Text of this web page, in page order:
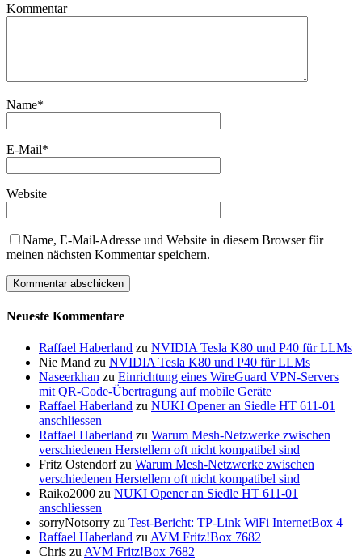
Kommentar
Name*
E-Mail*
Website
Name, E-Mail-Adresse und Website in diesem Browser für
meinen nächsten Kommentar speichern.
Neueste Kommentare
Raffael Haberland zu NVIDIA Tesla K80 und P40 für LLMs
Nie Mand zu NVIDIA Tesla K80 und P40 für LLMs
Naseerkhan zu Einrichtung eines WireGuard VPN-Servers
mit QR-Code-Übertragung auf mobile Geräte
Raffael Haberland zu NUKI Opener an Siedle HT 611-01
anschliessen
Raffael Haberland zu Warum Mesh-Netzwerke zwischen
verschiedenen Herstellern oft nicht kompatibel sind
Fritz Ostendorfzu Warum Mesh-Netzwerke zwischen
verschiedenen Herstellern oft nicht kompatibel sind
Raiko2000 zu NUKI Opener an Siedle HT 611-01
anschliessen
sorryNotsorry zu Test-Bericht: TP-Link WiFi InternetBox 4
Raffael Haberland zu AVM Fritz!Box 7682
Chris zu AVM Fritz!Box 7682